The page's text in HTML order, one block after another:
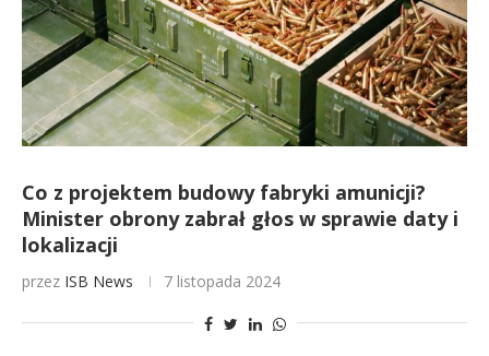
Co z projektem budowy fabryki amunicji?
Minister obrony zabrał głos w sprawie daty i
lokalizacji
przez ISB News 7 listopada 2024